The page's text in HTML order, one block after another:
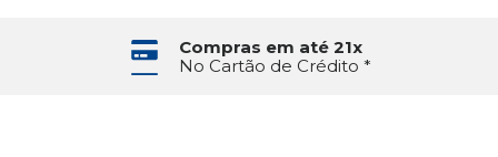
Compras em até 21x
No Cartão de Crédito *